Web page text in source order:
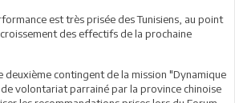
est très prisée des Tunisiens, au point
des effectifs de la prochaine
deuxième contingent de la mission "Dynamique
volontariat parrainé par la province chinoise